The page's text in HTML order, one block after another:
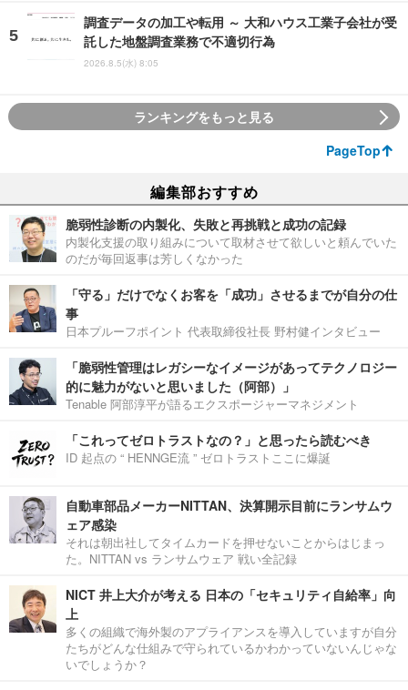
調査データの加工や転用 ～ 大和ハウス工業子会社が受
託した地盤調査業務で不適切行為
2026.8.5(水) 8:05
ランキングをもっと見る
PageTop
編集部おすすめ
脆弱性診断の内製化、失敗と再挑戦と成功の記録
内製化支援の取り組みについて取材させて欲しいと頼んでいた
のだが毎回返事は芳しくなかった
「守る」だけでなくお客を「成功」させるまでが自分の仕
事
日本プルーフポイント 代表取締役社長 野村健インタビュー
「脆弱性管理はレガシーなイメージがあってテクノロジー
的に魅力がないと思いました（阿部）」
Tenable 阿部淳平が語るエクスポージャーマネジメント
「これってゼロトラストなの？」と思ったら読むべき
ID 起点の “ HENNGE流 ” ゼロトラストここに爆誕
自動車部品メーカーNITTAN、決算開示目前にランサムウ
ェア感染
それは朝出社してタイムカードを押せないことからはじまっ
た。NITTAN vs ランサムウェア 戦い全記録
NICT 井上大介が考える 日本の「セキュリティ自給率」向
上
多くの組織で海外製のアプライアンスを導入していますが自分
たちがどんな仕組みで守られているかわかっていないんじゃな
いでしょうか？